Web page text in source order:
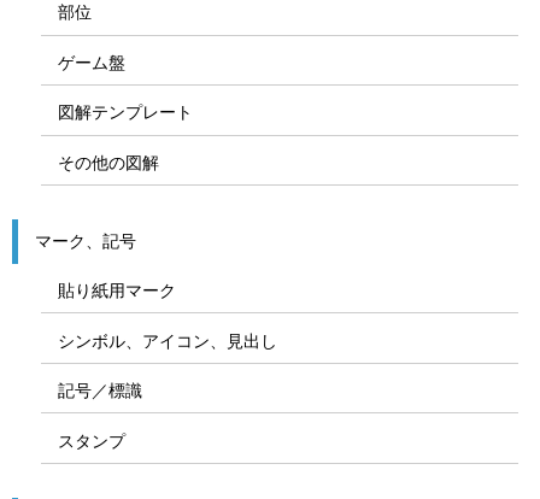
部位
ゲーム盤
図解テンプレート
その他の図解
マーク、記号
貼り紙用マーク
シンボル、アイコン、見出し
記号／標識
スタンプ